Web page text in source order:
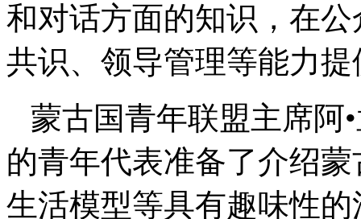
和对话方面的知识，在
共识、领导管理等能力
蒙古国青年联盟主席阿
的青年代表准备了介绍
生活模型等具有趣味性的